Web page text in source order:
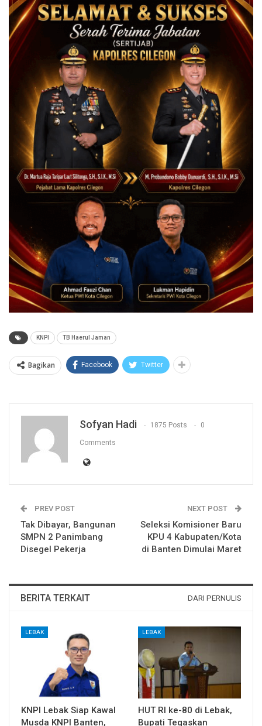
KNPI TB Haerul Jaman
Bagikan Facebook Twitter
Sofyan Hadi 1875 Posts 0
Comments
PREV POST
Tak Dibayar, Bangunan
SMPN 2 Panimbang
Disegel Pekerja
NEXT POST
Seleksi Komisioner Baru
KPU 4 Kabupaten/Kota
di Banten Dimulai Maret
BERITA TERKAIT DARI PERNULIS
LEBAK
KNPI Lebak Siap Kawal
Musda KNPI Banten,
LEBAK
HUT RI ke-80 di Lebak,
Bupati Tegaskan